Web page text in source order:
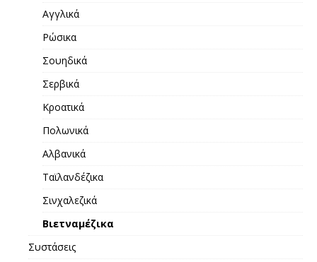
Αγγλικά
Ρώσικα
Σουηδικά
Σερβικά
Κροατικά
Πολωνικά
Αλβανικά
Ταϊλανδέζικα
Σινχαλεζικά
Βιετναμέζικα
Συστάσεις